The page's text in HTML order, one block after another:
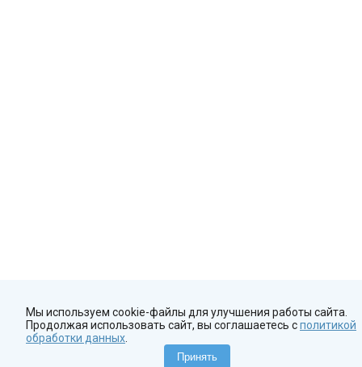
Мы используем cookie-файлы для улучшения работы сайта.
Продолжая использовать сайт, вы соглашаетесь сполитикой
обработки данных
Принять